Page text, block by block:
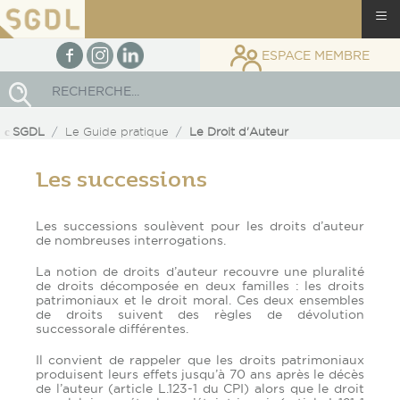
facebookInstagram
linkedin ESPACE MEMBRE
SGDL Le Guide pratique Le Droit d'Auteur
Les successions
Les successions soulèvent pour les droits d’auteur
de nombreuses interrogations.
La notion de droits d’auteur recouvre une pluralité
de droits décomposée en deux familles : les droits
patrimoniaux et le droit moral. Ces deux ensembles
de droits suivent des règles de dévolution
successorale différentes.
Il convient de rappeler que les droits patrimoniaux
produisent leurs effets jusqu’à 70 ans après le décès
de l’auteur (article L.123-1 du CPI) alors que le droit
≡